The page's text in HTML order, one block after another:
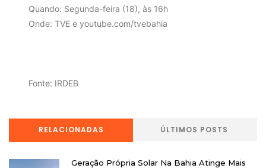
Quando: Segunda-feira (18), às 16h
Onde: TVE e youtube.com/tvebahia
Fonte: IRDEB
RELACIONADAS ÚLTIMOS POSTS
Geração Própria Solar Na Bahia Atinge Mais